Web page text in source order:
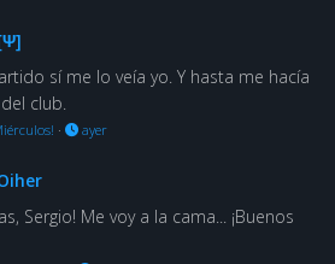
sí me lo veía yo. Y hasta me hacía
club.
· ayer
Sergio! Me voy a la cama... ¡Buenos